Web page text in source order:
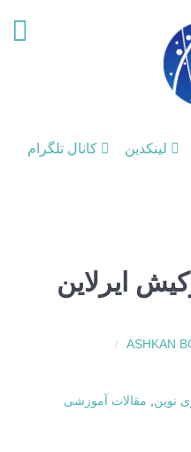
لینکدین کانال تلگرام
ایرلاین
ASHKAN
نوین مقالات آموزشی